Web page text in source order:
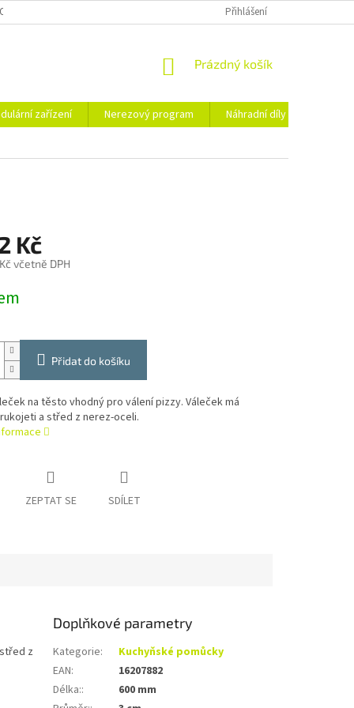
ÚDAJŮ Přihlášení
NÁKUPNÍ
Prázdný košík
zařízení Nerezový program Náhradní díly
Kč
včetně DPH
Přidat do košíku
na těsto vhodný pro válení pizzy. Váleček má
a střed z nerez-oceli.
ZEPTAT SE SDÍLET
z
Doplňkové parametry
Kategorie:
Kuchyňské pomůcky
EAN:
16207882
Délka::
600 mm